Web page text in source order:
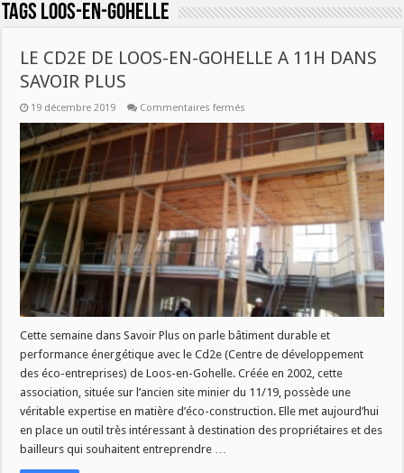
Tags loos-en-gohelle
LE CD2E DE LOOS-EN-GOHELLE A 11H DANS
SAVOIR PLUS
19 décembre 2019 Commentaires fermés
CD2E
DE
LOOS-
EN-
GOHELLE
A
11H
DANS
SAVOIR
PLUS
Cette semaine dans Savoir Plus on parle bâtiment durable et
performance énergétique avec le Cd2e (Centre de développement
des éco-entreprises) de Loos-en-Gohelle. Créée en 2002, cette
association, située sur l’ancien site minier du 11/19, possède une
véritable expertise en matière d’éco-construction. Elle met aujourd’hui
en place un outil très intéressant à destination des propriétaires et des
bailleurs qui souhaitent entreprendre …